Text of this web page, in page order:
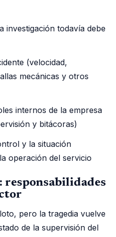
investigación todavía debe
(velocidad,
mecánicas y otros
internos de la empresa
y bitácoras)
y la situación
operación del servicio
responsabilidades
pero la tragedia vuelve
de la supervisión del